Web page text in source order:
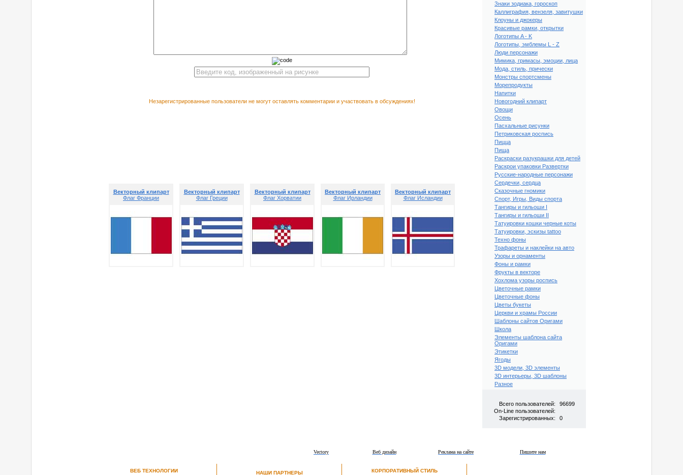
Незарегистрированные пользователи не могут оставлять комментарии и участвовать в обсуждениях!
Векторный клипарт
Флаг Франции
Векторный клипарт
Флаг Греции
Векторный клипарт
Флаг Хорватии
Векторный клипарт
Флаг Ирландии
Векторный клипарт
Флаг Исландии
Знаки зодиака, гороскоп
Каллиграфия, вензеля, завитушки
Клоуны и джокеры
Красивые рамки, открытки
Логотипы A - K
Логотипы, эмблемы L - Z
Люди персонажи
Мимика, гримасы, эмоции, лица
Мода, стиль, прически
Монстры спортсмены
Морепродукты
Напитки
Новогодний клипарт
Овощи
Осень
Пасхальные рисунки
Петриковская роспись
Пицца
Пища
Раскраски разукрашки для детей
Раскрои упаковки Развертки
Русские-народные персонажи
Сердечки, сердца
Сказочные гномики
Спорт, Игры, Виды спорта
Тангиры и гильоши I
Тангиры и гильоши II
Татуировки кошки черные коты
Татуировки, эскизы tattoo
Техно фоны
Трафареты и наклейки на авто
Узоры и орнаменты
Фоны и рамки
Фрукты в векторе
Хохлома узоры роспись
Цветочные рамки
Цветочные фоны
Цветы букеты
Церкви и храмы России
Шаблоны сайтов Оригами
Школа
Элементы шаблона сайта
Оригами
Этикетки
Ягоды
3D модели, 3D элементы
3D интерьеры, 3D шаблоны
Разное
Всего пользователей:
96699
On-Line пользователей:
Зарегистрированных:
0
Пишите нам
Реклама на сайте
Веб дизайн
Vectory
ВЕБ ТЕХНОЛОГИИ НАШИ ПАРТНЕРЫ КОРПОРАТИВНЫЙ СТИЛЬ